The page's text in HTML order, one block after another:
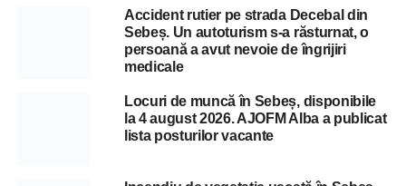
Accident rutier pe strada Decebal din
Sebeș. Un autoturism s-a răsturnat, o
persoană a avut nevoie de îngrijiri
medicale
Locuri de muncă în Sebeș, disponibile
la 4 august 2026. AJOFM Alba a publicat
lista posturilor vacante